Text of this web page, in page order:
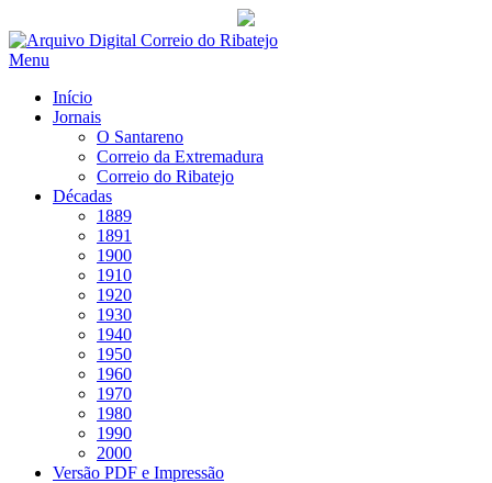
Saltar
para
Menu
Início
Jornais
O Santareno
Correio da Extremadura
Correio do Ribatejo
Décadas
1889
1891
1900
1910
1920
1930
1940
1950
1960
1970
1980
1990
2000
Versão PDF e Impressão